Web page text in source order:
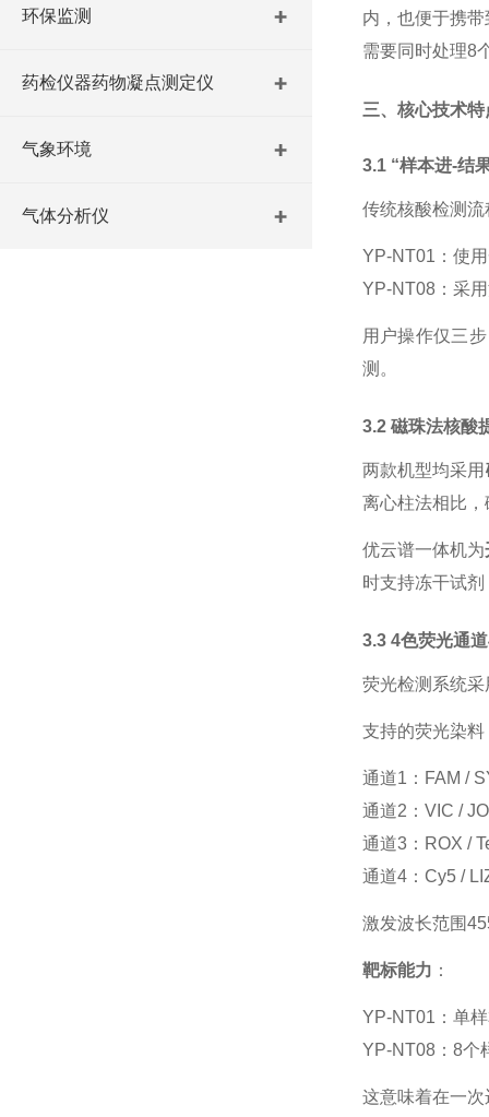
内，也便于携
需要同时处理8
三、核心技术
3.1 “样本进-结
传统核酸检测
YP-NT01：使
YP-NT08：采
用户操作仅三
测。
3.2 磁珠法核酸
两款机型均采用
离心柱法相比
优云谱一体机为
时支持冻干试
3.3 4色荧光通
荧光检测系统采
支持的荧光染料
通道1：FAM /
通道2：VIC /
通道3：ROX /
通道4：Cy5 /
激发波长范围
靶标能力 ：
YP-NT01：单
YP-NT08：8个
这意味着在一
环保监测
药检仪器药物凝点测定仪
气象环境
气体分析仪